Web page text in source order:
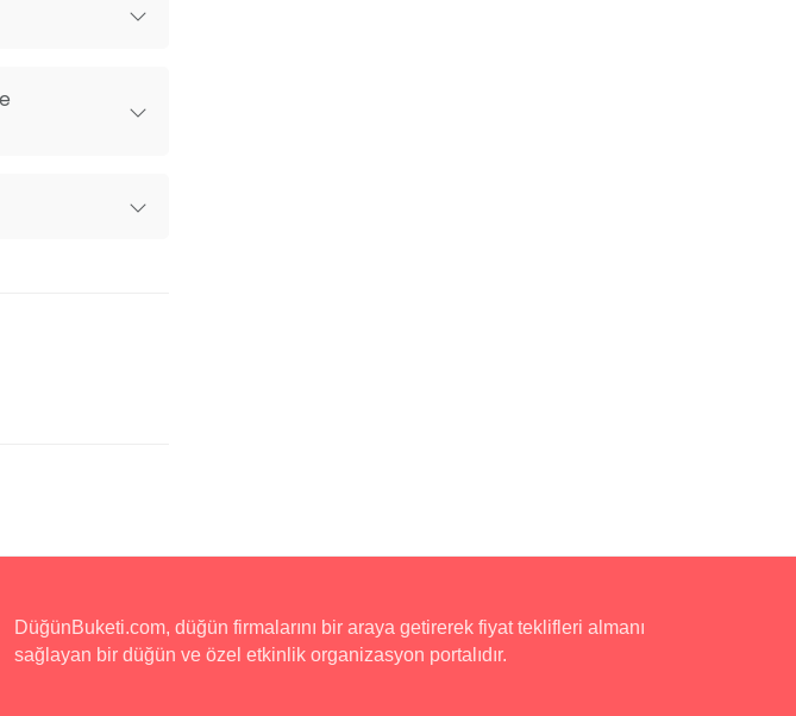
DüğünBuketi.com, düğün firmalarını bir araya getirerek fiyat teklifleri almanı
sağlayan bir düğün ve özel etkinlik organizasyon portalıdır.